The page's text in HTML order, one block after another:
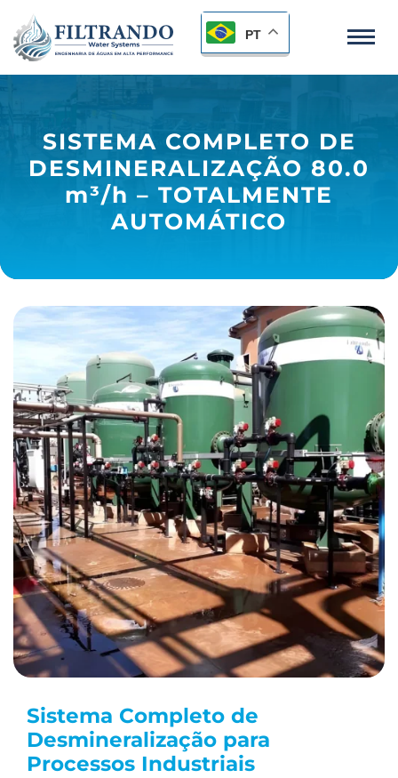
PT
SISTEMA COMPLETO DE
DESMINERALIZAÇÃO 80.0
m³/h – TOTALMENTE
AUTOMÁTICO
Sistema Completo de
Desmineralização para
Processos Industriais